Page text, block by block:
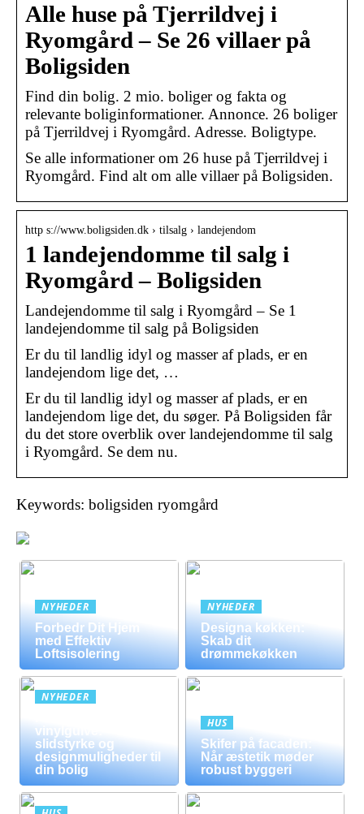
Alle huse på Tjerrildvej i
Ryomgård – Se 26 villaer på
Boligsiden
Find din bolig. 2 mio. boliger og fakta og
relevante boliginformationer. Annonce. 26 boliger
på Tjerrildvej i Ryomgård. Adresse. Boligtype.
Se alle informationer om 26 huse på Tjerrildvej i
Ryomgård. Find alt om alle villaer på Boligsiden.
http s://www.boligsiden.dk › tilsalg › landejendom
1 landejendomme til salg i
Ryomgård – Boligsiden
Landejendomme til salg i Ryomgård – Se 1
landejendomme til salg på Boligsiden
Er du til landlig idyl og masser af plads, er en
landejendom lige det, …
Er du til landlig idyl og masser af plads, er en
landejendom lige det, du søger. På Boligsiden får
du det store overblik over landejendomme til salg
i Ryomgård. Se dem nu.
Keywords: boligsiden ryomgård
NYHEDER
Forbedr Dit Hjem
med Effektiv
Loftsisolering
NYHEDER
Designa køkken:
Skab dit
drømmekøkken
NYHEDER
vinylgulve:
slidstyrke og
designmuligheder til
din bolig
HUS
Skifer på facaden:
Når æstetik møder
robust byggeri